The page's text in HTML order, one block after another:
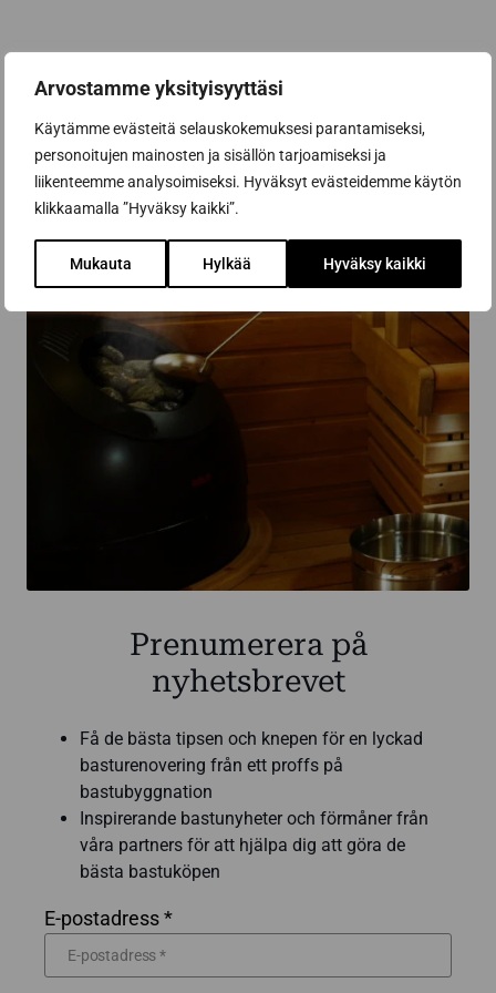
Arvostamme yksityisyyttäsi
Käytämme evästeitä selauskokemuksesi parantamiseksi,
personoitujen mainosten ja sisällön tarjoamiseksi ja
liikenteemme analysoimiseksi. Hyväksyt evästeidemme käytön
klikkaamalla ”Hyväksy kaikki”.
Mukauta Hylkää Hyväksy kaikki
Prenumerera på
nyhetsbrevet
Få de bästa tipsen och knepen för en lyckad
basturenovering från ett proffs på
bastubyggnation
Inspirerande bastunyheter och förmåner från
våra partners för att hjälpa dig att göra de
bästa bastuköpen
E-postadress *